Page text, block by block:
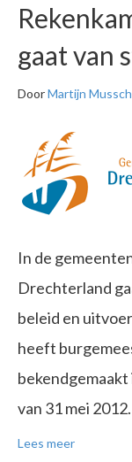
gaat van
DoorMartijn
In de
Drechterland
beleid en
heeft
van 31 mei 2012.
Lees meer